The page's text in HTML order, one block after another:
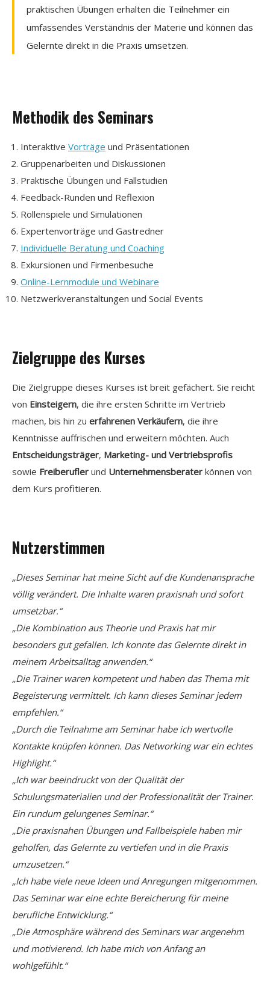
praktischen Übungen erhalten die Teilnehmer ein
umfassendes Verständnis der Materie und können das
Gelernte direkt in die Praxis umsetzen.
Methodik des Seminars
Interaktive Vorträge und Präsentationen
Gruppenarbeiten und Diskussionen
Praktische Übungen und Fallstudien
Feedback-Runden und Reflexion
Rollenspiele und Simulationen
Expertenvorträge und Gastredner
Individuelle Beratung und Coaching
Exkursionen und Firmenbesuche
Online-Lernmodule und Webinare
Netzwerkveranstaltungen und Social Events
Zielgruppe des Kurses
Die Zielgruppe dieses Kurses ist breit gefächert. Sie reicht
von Einsteigern, die ihre ersten Schritte im Vertrieb
machen, bis hin zu erfahrenen Verkäufern, die ihre
Kenntnisse auffrischen und erweitern möchten. Auch
Entscheidungsträger, Marketing- und Vertriebsprofis
sowie Freiberufler und Unternehmensberater können von
dem Kurs profitieren.
Nutzerstimmen
„Dieses Seminar hat meine Sicht auf die Kundenansprache
völlig verändert. Die Inhalte waren praxisnah und sofort
umsetzbar.“
„Die Kombination aus Theorie und Praxis hat mir
besonders gut gefallen. Ich konnte das Gelernte direkt in
meinem Arbeitsalltag anwenden.“
„Die Trainer waren kompetent und haben das Thema mit
Begeisterung vermittelt. Ich kann dieses Seminar jedem
empfehlen.“
„Durch die Teilnahme am Seminar habe ich wertvolle
Kontakte knüpfen können. Das Networking war ein echtes
Highlight.“
„Ich war beeindruckt von der Qualität der
Schulungsmaterialien und der Professionalität der Trainer.
Ein rundum gelungenes Seminar.“
„Die praxisnahen Übungen und Fallbeispiele haben mir
geholfen, das Gelernte zu vertiefen und in die Praxis
umzusetzen.“
„Ich habe viele neue Ideen und Anregungen mitgenommen.
Das Seminar war eine echte Bereicherung für meine
berufliche Entwicklung.“
„Die Atmosphäre während des Seminars war angenehm
und motivierend. Ich habe mich von Anfang an
wohlgefühlt.“